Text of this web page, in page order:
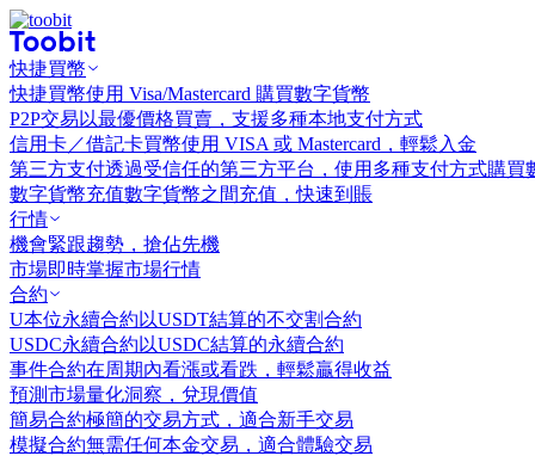
快捷買幣
快捷買幣使用 Visa/Mastercard 購買數字貨幣
P2P交易 以最優價格買賣，支援多種本地支付方式
信用卡／借記卡買幣使用 VISA 或 Mastercard，輕鬆入金
第三方支付透過受信任的第三方平台，使用多種支付方式購買
數字貨幣充值數字貨幣之間充值，快速到賬
行情
機會緊跟趨勢，搶佔先機
市場即時掌握市場行情
合約
U本位永續合約 以USDT結算的不交割合約
USDC永續合約 以USDC結算的永續合約
事件合約在周期內看漲或看跌，輕鬆贏得收益
預測市場量化洞察，兌現價值
簡易合約極簡的交易方式，適合新手交易
模擬合約無需任何本金交易，適合體驗交易